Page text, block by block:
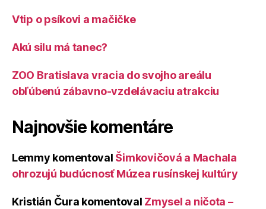
Vtip o psíkovi a mačičke
Akú silu má tanec?
ZOO Bratislava vracia do svojho areálu
obľúbenú zábavno-vzdelávaciu atrakciu
Najnovšie komentáre
Lemmy komentoval Šimkovičová a Machala
ohrozujú budúcnosť Múzea rusínskej kultúry
Kristián Čura komentoval Zmysel a ničota –